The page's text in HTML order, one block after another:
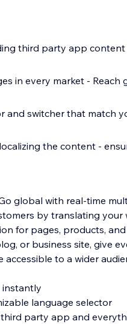
third party app
in every market - Reach
and switcher that match
the content -
global with real-time
by translating your
for pages, products,
or business site, give
to a wider
instantly
language selector
party app and